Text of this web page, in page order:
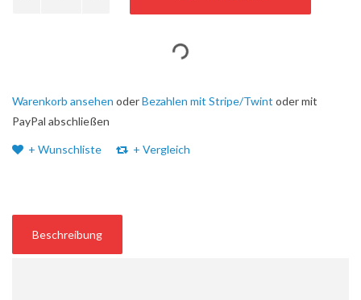
Warenkorb ansehen oderBezahlen mit Stripe/Twint oder mit
PayPal abschließen
+ Wunschliste + Vergleich
Beschreibung